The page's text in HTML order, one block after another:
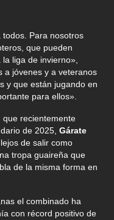
Para nosotros
que pueden
liga de invierno»,
a jóvenes y a veteranos
y que están jugando en
para ellos».
que recientemente
de 2025, Gárate
de salir como
tropa guaireña que
de la misma forma en
el combinado ha
con récord positivo de